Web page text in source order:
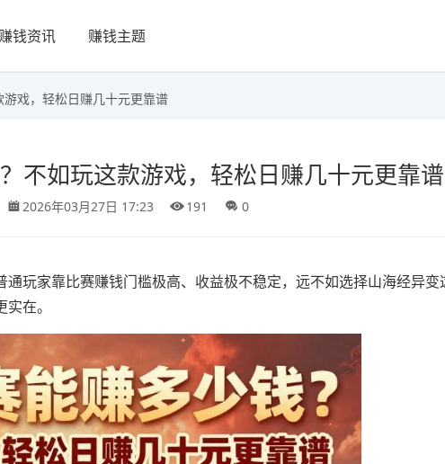
赚钱资讯 赚钱主题
戏，轻松日赚几十元更靠谱
不如玩这款游戏，轻松日赚几十元更靠谱
2026年03月27日 17:23 191 0
玩家靠比赛赚钱门槛极高、收益极不稳定，远不如选择山海经异变
在。